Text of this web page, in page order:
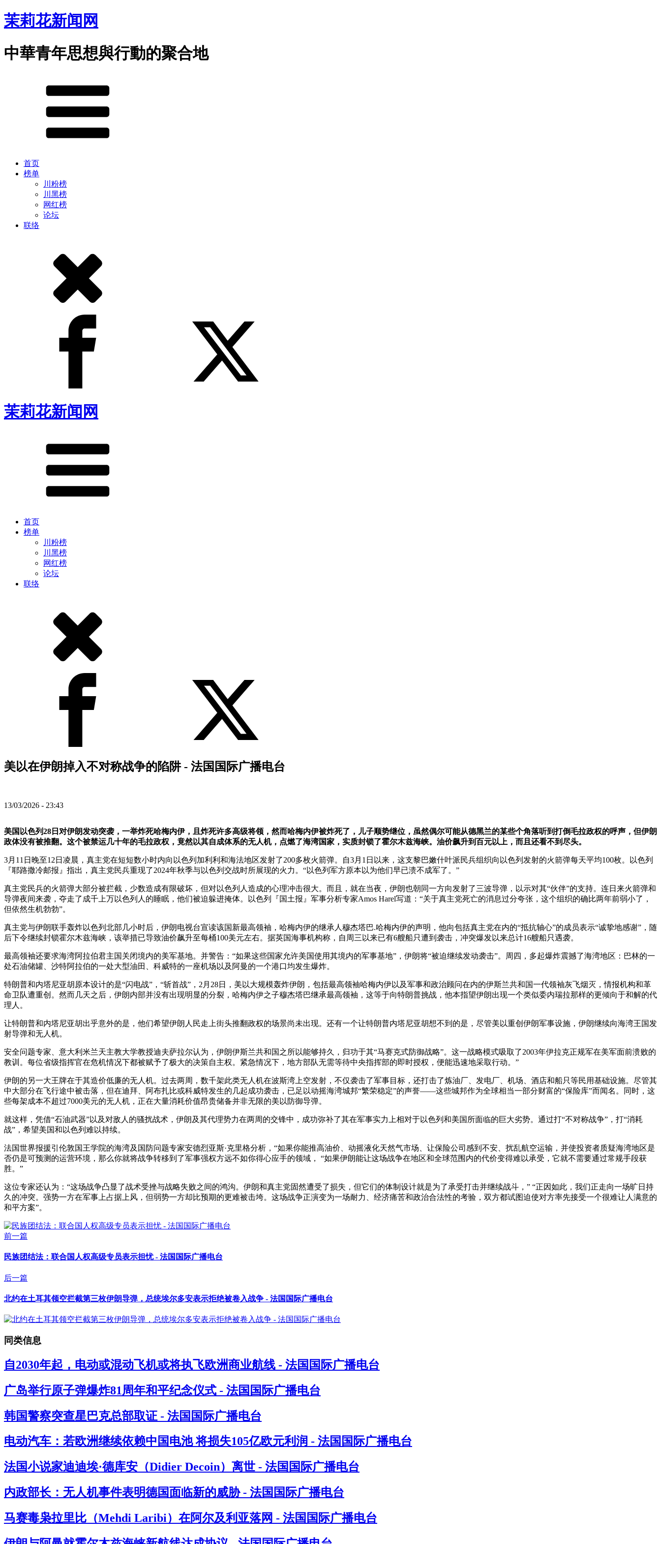
茉莉花新闻网
中華青年思想與行動的聚合地
首页
榜单
川粉榜
川黑榜
网红榜
论坛
联络
茉莉花新闻网
首页
榜单
川粉榜
川黑榜
网红榜
论坛
联络
美以在伊朗掉入不对称战争的陷阱 - 法国国际广播电台
13/03/2026 - 23:43
美国以色列28日对伊朗发动突袭，一举炸死哈梅内伊，且炸死许多高级将领，然而哈梅内伊被炸死了，儿子顺势继位，虽然偶尔可能从德黑兰的某些个角落听到打倒毛拉政权的呼声，但伊朗
政体没有被推翻。这个被禁运几十年的毛拉政权，竟然以其自成体系的无人机，点燃了海湾国家，实质封锁了霍尔木兹海峡。油价飙升到百元以上，而且还看不到尽头。
3月11日晚至12日凌晨，真主党在短短数小时内向以色列加利利和海法地区发射了200多枚火箭弹。自3月1日以来，这支黎巴嫩什叶派民兵组织向以色列发射的火箭弹每天平均100枚。以色列
『耶路撒冷邮报』指出，真主党民兵重现了2024年秋季与以色列交战时所展现的火力。“以色列军方原本以为他们早已溃不成军了。”
真主党民兵的火箭弹大部分被拦截，少数造成有限破坏，但对以色列人造成的心理冲击很大。而且，就在当夜，伊朗也朝同一方向发射了三波导弹，以示对其“伙伴”的支持。连日来火箭弹和
导弹夜间来袭，夺走了成千上万以色列人的睡眠，他们被迫躲进掩体。以色列『国土报』军事分析专家Amos Harel写道：“关于真主党死亡的消息过分夸张，这个组织的确比两年前弱小了，
但依然生机勃勃”。
真主党与伊朗联手轰炸以色列北部几小时后，伊朗电视台宣读该国新最高领袖，哈梅内伊的继承人穆杰塔巴.哈梅内伊的声明，他向包括真主党在内的“抵抗轴心”的成员表示“诚挚地感谢”，随
后下令继续封锁霍尔木兹海峡，该举措已导致油价飙升至每桶100美元左右。据英国海事机构称，自周三以来已有6艘船只遭到袭击，冲突爆发以来总计16艘船只遇袭。
最高领袖还要求海湾阿拉伯君主国关闭境内的美军基地。并警告：“如果这些国家允许美国使用其境内的军事基地”，伊朗将“被迫继续发动袭击”。周四，多起爆炸震撼了海湾地区：巴林的一
处石油储罐、沙特阿拉伯的一处大型油田、科威特的一座机场以及阿曼的一个港口均发生爆炸。
特朗普和内塔尼亚胡原本设计的是“闪电战”，“斩首战”，2月28日，美以大规模轰炸伊朗，包括最高领袖哈梅内伊以及军事和政治顾问在内的伊斯兰共和国一代领袖灰飞烟灭，情报机构和革
命卫队遭重创。然而几天之后，伊朗内部并没有出现明显的分裂，哈梅内伊之子穆杰塔巴继承最高领袖，这等于向特朗普挑战，他本指望伊朗出现一个类似委内瑞拉那样的更倾向于和解的代
理人。
让特朗普和内塔尼亚胡出乎意外的是，他们希望伊朗人民走上街头推翻政权的场景尚未出现。还有一个让特朗普内塔尼亚胡想不到的是，尽管美以重创伊朗军事设施，伊朗继续向海湾王国发
射导弹和无人机。
安全问题专家、意大利米兰天主教大学教授迪夫萨拉尔认为，伊朗伊斯兰共和国之所以能够持久，归功于其“马赛克式防御战略”。这一战略模式吸取了2003年伊拉克正规军在美军面前溃败的
教训。每位省级指挥官在危机情况下都被赋予了极大的决策自主权。紧急情况下，地方部队无需等待中央指挥部的即时授权，便能迅速地采取行动。”
伊朗的另一大王牌在于其造价低廉的无人机。过去两周，数千架此类无人机在波斯湾上空发射，不仅袭击了军事目标，还打击了炼油厂、发电厂、机场、酒店和船只等民用基础设施。尽管其
中大部分在飞行途中被击落，但在迪拜、阿布扎比或科威特发生的几起成功袭击，已足以动摇海湾城邦“繁荣稳定”的声誉——这些城邦作为全球相当一部分财富的“保险库”而闻名。同时，这
些每架成本不超过7000美元的无人机，正在大量消耗价值昂贵储备并非无限的美以防御导弹。
就这样，凭借“石油武器”以及对敌人的骚扰战术，伊朗及其代理势力在两周的交锋中，成功弥补了其在军事实力上相对于以色列和美国所面临的巨大劣势。通过打“不对称战争”，打“消耗
战”，希望美国和以色列难以持续。
法国世界报援引伦敦国王学院的海湾及国防问题专家安德烈亚斯·克里格分析，“如果你能推高油价、动摇液化天然气市场、让保险公司感到不安、扰乱航空运输，并使投资者质疑海湾地区是
否仍是可预测的运营环境，那么你就将战争转移到了军事强权方远不如你得心应手的领域， “如果伊朗能让这场战争在地区和全球范围内的代价变得难以承受，它就不需要通过常规手段获
胜。”
这位专家还认为：“这场战争凸显了战术受挫与战略失败之间的鸿沟。伊朗和真主党固然遭受了损失，但它们的体制设计就是为了承受打击并继续战斗，” “正因如此，我们正走向一场旷日持
久的冲突。强势一方在军事上占据上风，但弱势一方却比预期的更难被击垮。这场战争正演变为一场耐力、经济痛苦和政治合法性的考验，双方都试图迫使对方率先接受一个很难让人满意的
和平方案”。
前一篇
民族团结法：联合国人权高级专员表示担忧 - 法国国际广播电台
后一篇
北约在土耳其领空拦截第三枚伊朗导弹，总统埃尔多安表示拒绝被卷入战争 - 法国国际广播电台
同类信息
自2030年起，电动或混动飞机或将执飞欧洲商业航线 - 法国国际广播电台
广岛举行原子弹爆炸81周年和平纪念仪式 - 法国国际广播电台
韩国警察突查星巴克总部取证 - 法国国际广播电台
电动汽车：若欧洲继续依赖中国电池 将损失105亿欧元利润 - 法国国际广播电台
法国小说家迪迪埃·德库安（Didier Decoin）离世 - 法国国际广播电台
内政部长：无人机事件表明德国面临新的威胁 - 法国国际广播电台
马赛毒枭拉里比（Mehdi Laribi）在阿尔及利亚落网 - 法国国际广播电台